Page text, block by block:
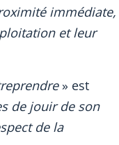
immédiate,
et leur
» est
de jouir de son
de la